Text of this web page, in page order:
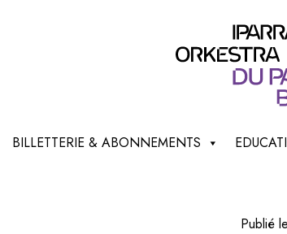
BILLETTERIE & ABONNEMENTS
Publié